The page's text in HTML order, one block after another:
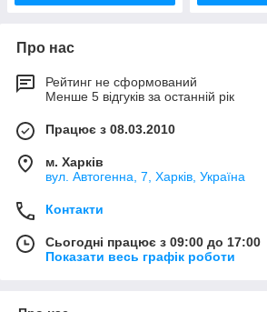
Про нас
Рейтинг не сформований
Менше 5 відгуків за останній рік
Працює з 08.03.2010
м. Харків
вул. Автогенна, 7, Харків, Україна
Контакти
Сьогодні працює з 09:00 до 17:00
Показати весь графік роботи